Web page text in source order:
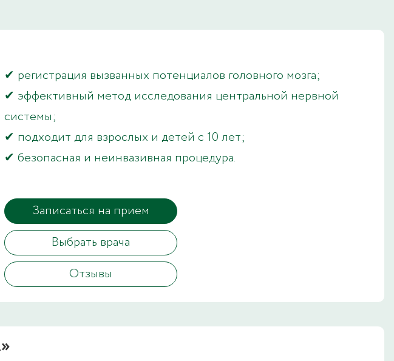
✔ регистрация вызванных потенциалов головного мозга;
✔ эффективный метод исследования центральной нервной
системы;
✔ подходит для взрослых и детей с 10 лет;
✔ безопасная и неинвазивная процедура.
Записаться на прием
Выбрать врача
Отзывы